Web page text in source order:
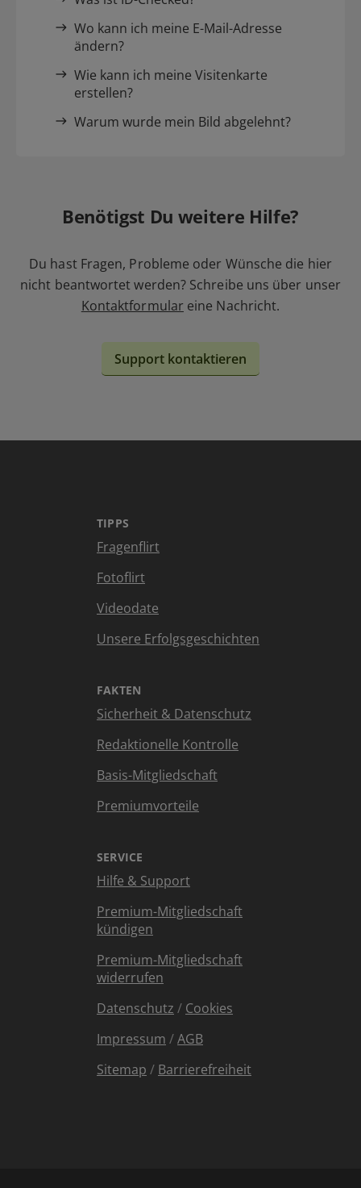
Wo kann ich meine E-Mail-Adresse
ändern?
Wie kann ich meine Visitenkarte
erstellen?
Warum wurde mein Bild abgelehnt?
Benötigst Du weitere Hilfe?
Du hast Fragen, Probleme oder Wünsche die hier
nicht beantwortet werden? Schreibe uns über unser
Kontaktformular eine Nachricht.
Support kontaktieren
TIPPS
Fragenflirt
Fotoflirt
Videodate
Unsere Erfolgsgeschichten
FAKTEN
Sicherheit & Datenschutz
Redaktionelle Kontrolle
Basis-Mitgliedschaft
Premiumvorteile
SERVICE
Hilfe & Support
Premium-Mitgliedschaft
kündigen
Premium-Mitgliedschaft
widerrufen
Datenschutz / Cookies
Impressum /AGB
Sitemap / Barrierefreiheit